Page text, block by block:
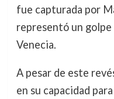
fue capturada por
representó un golpe
Venecia.
A pesar de este
en su capacidad